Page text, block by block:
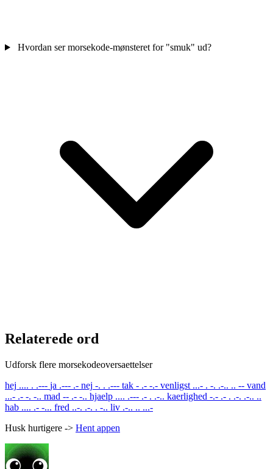
Hvordan ser morsekode-mønsteret for "smuk" ud?
Relaterede ord
Udforsk flere morsekodeoversaettelser
hej .... . .--- ja .--- .- nej -. . .--- tak - .- -.- venligst ...- . -. .-.. .. -- vand
...- .- -. -.. mad -- .- -.. hjaelp .... .--- .- . .-.. kaerlighed -.- .- . .-. .-.. ..
hab .... .- -... fred ..-. .-. . -.. liv .-.. .. ...-
Husk hurtigere -> Hent appen